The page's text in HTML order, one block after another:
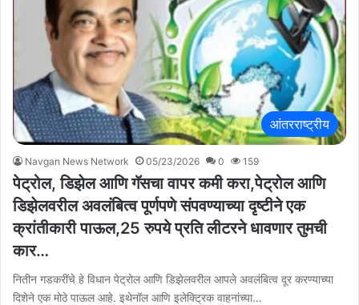
आंतरराष्ट्रीय
Navgan News Network 05/23/2026 0 159
पेट्रोल, डिझेल आणि गॅसचा वापर कमी करा,पेट्रोल आणि
डिझेलवरील अवलंबित्व पूर्णपणे संपवण्याच्या दृष्टीने एक
क्रांतीकारी पाऊल,25 रुपये प्रति लीटरने धावणार तुमची
कार…
नितीन गडकरींचे हे विधान पेट्रोल आणि डिझेलवरील आपले अवलंबित्व दूर करण्याच्या
दिशेने एक मोठे पाऊल आहे. इथेनॉल आणि इलेक्ट्रिक वाहनांच्या…